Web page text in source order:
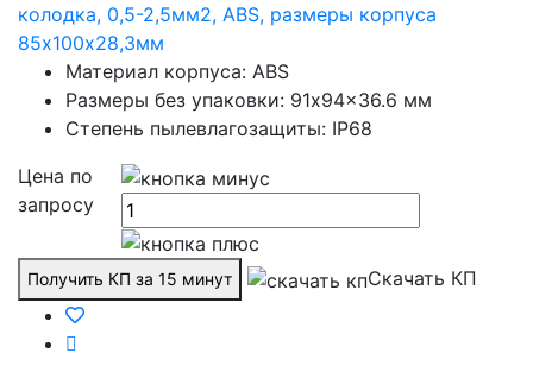
колодка, 0,5-2,5мм2, ABS, размеры корпуса
85х100х28,3мм
Материал корпуса: ABS
Размеры без упаковки: 91x94x36.6 мм
Степень пылевлагозащиты: IP68
Цена по
запросу
Получить КП за 15 минут Скачать КП